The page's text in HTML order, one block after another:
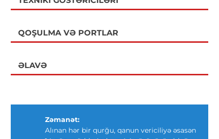
QOŞULMA VƏ PORTLAR
ƏLAVƏ
Zəmanət:
Alınan hər bir qurğu, qanun vericiliyə əsasən